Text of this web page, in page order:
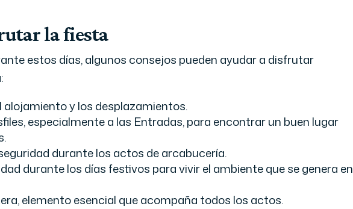
la fiesta
estos días, algunos consejos pueden ayudar a disfrutar
y los desplazamientos.
especialmente a las Entradas, para encontrar un buen lugar
durante los actos de arcabucería.
durante los días festivos para vivir el ambiente que se genera en
elemento esencial que acompaña todos los actos.